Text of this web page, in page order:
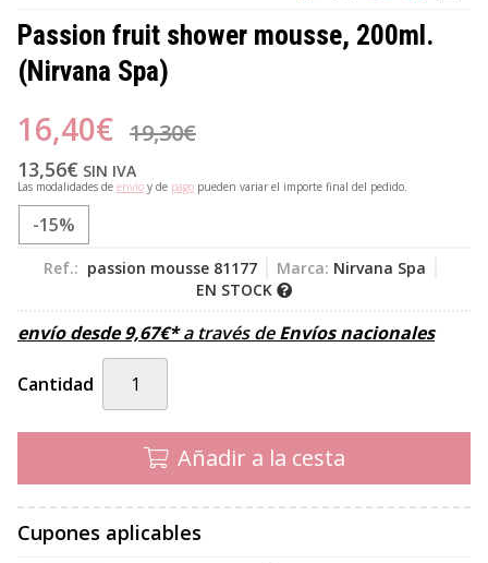
Passion fruit shower mousse, 200ml.
(Nirvana Spa)
16,40€ 19,30€
13,56€ SIN IVA
Las modalidades de envío y de pago pueden variar el importe final del pedido.
-15%
Ref.: passion mousse 81177 Marca: Nirvana Spa
EN STOCK
envío desde9,67€*a través deEnvíos nacionales
Cantidad
Añadir a la cesta
Cupones aplicables